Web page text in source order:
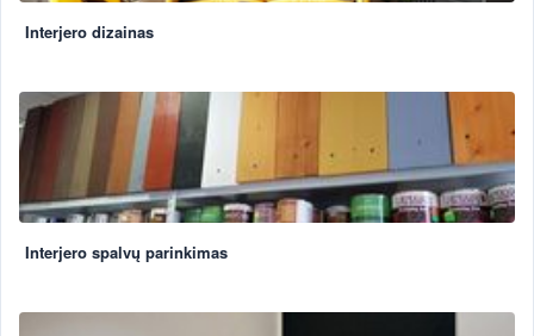
Interjero dizainas
Interjero spalvų parinkimas